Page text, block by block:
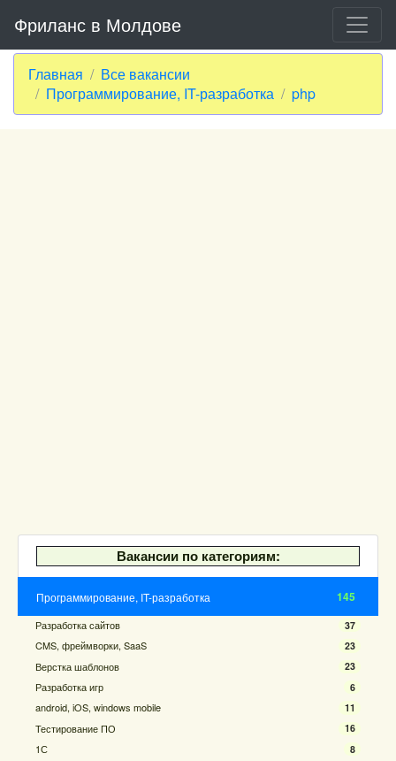
Фриланс в Молдове
Главная
Все вакансии
Программирование, IT-разработка
php
Вакансии по категориям:
Программирование, IT-разработка 145
Разработка сайтов 37
CMS, фреймворки, SaaS 23
Верстка шаблонов 23
Разработка игр 6
android, iOS, windows mobile 11
Тестирование ПО 16
1С 8